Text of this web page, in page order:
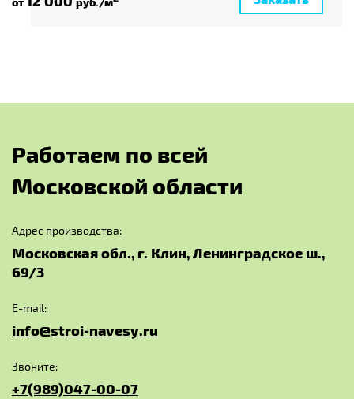
Работаем по всей
Московской области
Адрес производства:
Московская обл., г. Клин, Ленинградское ш.,
69/3
E-mail:
info@stroi-navesy.ru
Звоните:
+7(989)047-00-07